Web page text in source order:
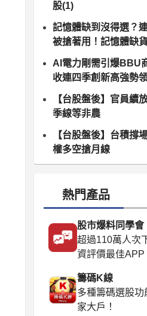
股(1)
記憶體缺到沒得選？
被搶著用！記憶體缺
亞科、群聯領軍噴發
AI電力剛需引爆BBU
收連四季創新高強勢
【台股盤後】官員續
季線等非農
【台股盤後】台積撐
權多空搶月線
熱門產品
股市爆料同學會
超過110萬人次
資評價最佳APP
籌碼K線
多種籌碼選股功
家大戶！